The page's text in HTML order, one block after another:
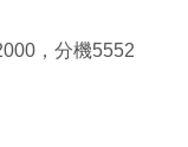
，分機5552